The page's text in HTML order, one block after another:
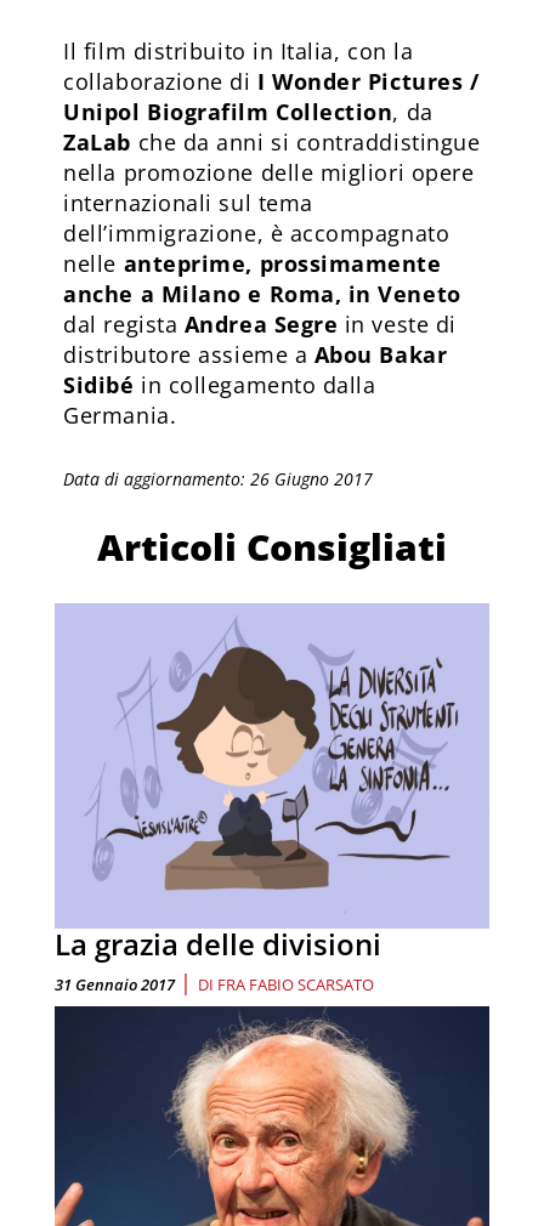
Il film distribuito in Italia, con la
collaborazione di I Wonder Pictures /
Unipol Biografilm Collection, da
ZaLab che da anni si contraddistingue
nella promozione delle migliori opere
internazionali sul tema
dell’immigrazione, è accompagnato
nelle anteprime, prossimamente
anche a Milano e Roma, in Veneto
dal regista Andrea Segre in veste di
distributore assieme a Abou Bakar
Sidibé in collegamento dalla
Germania.
Data di aggiornamento: 26 Giugno 2017
Articoli Consigliati
La grazia delle divisioni
31 Gennaio 2017 | DI FRA FABIO SCARSATO